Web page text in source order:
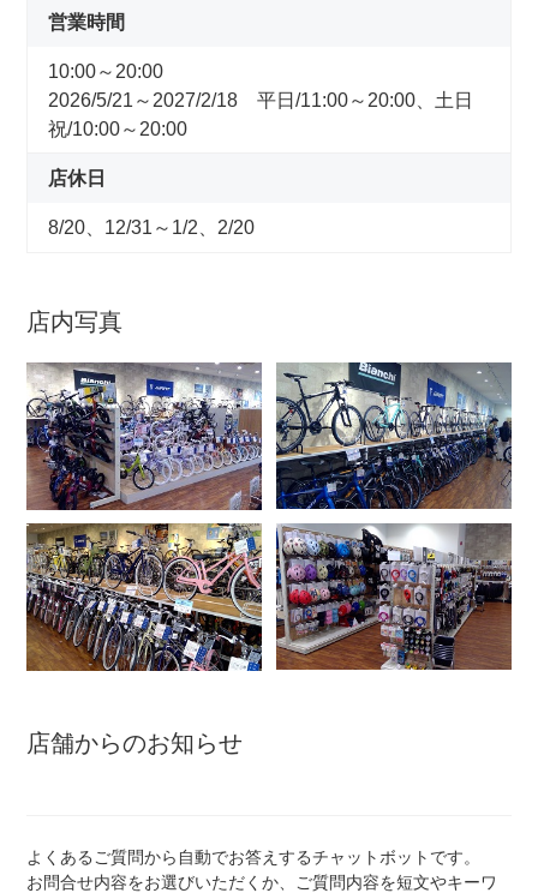
日本代理店ブランド一覧
アウトレット
自転車修理工賃
サイクルメイト
サイクルポーター
自転車買取専門サービス
営業時間
10:00～20:00
2026/5/21～2027/2/18 平日/11:00～20:00、土日
祝/10:00～20:00
店休日
8/20、12/31～1/2、2/20
店内写真
店舗からのお知らせ
よくあるご質問から自動でお答えするチャットボットです。
お問合せ内容をお選びいただくか、ご質問内容を短文やキーワ